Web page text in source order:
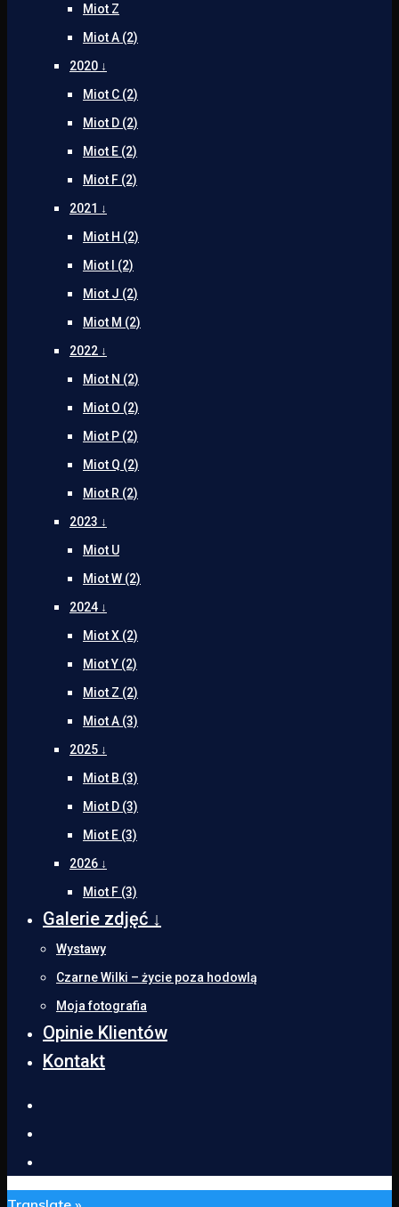
Miot Z
Miot A (2)
2020 ↓
Miot C (2)
Miot D (2)
Miot E (2)
Miot F (2)
2021 ↓
Miot H (2)
Miot I (2)
Miot J (2)
Miot M (2)
2022 ↓
Miot N (2)
Miot O (2)
Miot P (2)
Miot Q (2)
Miot R (2)
2023 ↓
Miot U
Miot W (2)
2024 ↓
Miot X (2)
Miot Y (2)
Miot Z (2)
Miot A (3)
2025 ↓
Miot B (3)
Miot D (3)
Miot E (3)
2026 ↓
Miot F (3)
Galerie zdjęć ↓
Wystawy
Czarne Wilki – życie poza hodowlą
Moja fotografia
Opinie Klientów
Kontakt